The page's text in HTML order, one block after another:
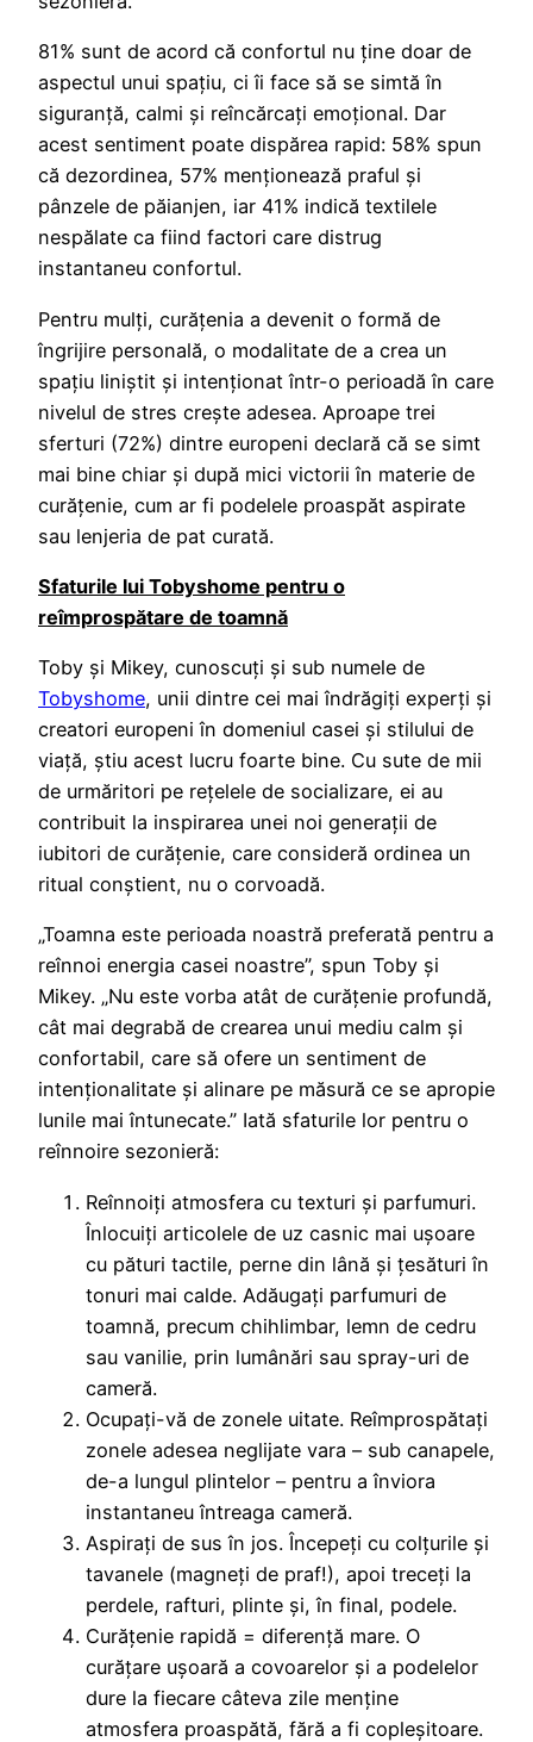
81% sunt de acord că confortul nu ține doar de
aspectul unui spațiu, ci îi face să se simtă în
siguranță, calmi și reîncărcați emoțional. Dar
acest sentiment poate dispărea rapid: 58% spun
că dezordinea, 57% menționează praful și
pânzele de păianjen, iar 41% indică textilele
nespălate ca fiind factori care distrug
instantaneu confortul.
Pentru mulți, curățenia a devenit o formă de
îngrijire personală, o modalitate de a crea un
spațiu liniștit și intenționat într-o perioadă în care
nivelul de stres crește adesea. Aproape trei
sferturi (72%) dintre europeni declară că se simt
mai bine chiar și după mici victorii în materie de
curățenie, cum ar fi podelele proaspăt aspirate
sau lenjeria de pat curată.
Sfaturile lui Tobyshome pentru o
reîmprospătare de toamnă
Toby și Mikey, cunoscuți și sub numele de
Tobyshome, unii dintre cei mai îndrăgiți experți și
creatori europeni în domeniul casei și stilului de
viață, știu acest lucru foarte bine. Cu sute de mii
de urmăritori pe rețelele de socializare, ei au
contribuit la inspirarea unei noi generații de
iubitori de curățenie, care consideră ordinea un
ritual conștient, nu o corvoadă.
„Toamna este perioada noastră preferată pentru a
reînnoi energia casei noastre”, spun Toby și
Mikey. „Nu este vorba atât de curățenie profundă,
cât mai degrabă de crearea unui mediu calm și
confortabil, care să ofere un sentiment de
intenționalitate și alinare pe măsură ce se apropie
lunile mai întunecate.” Iată sfaturile lor pentru o
reînnoire sezonieră:
Reînnoiți atmosfera cu texturi și parfumuri.
Înlocuiți articolele de uz casnic mai ușoare
cu pături tactile, perne din lână și țesături în
tonuri mai calde. Adăugați parfumuri de
toamnă, precum chihlimbar, lemn de cedru
sau vanilie, prin lumânări sau spray-uri de
cameră.
Ocupați-vă de zonele uitate. Reîmprospătați
zonele adesea neglijate vara – sub canapele,
de-a lungul plintelor – pentru a înviora
instantaneu întreaga cameră.
Aspirați de sus în jos. Începeți cu colțurile și
tavanele (magneți de praf!), apoi treceți la
perdele, rafturi, plinte și, în final, podele.
Curățenie rapidă = diferență mare. O
curățare ușoară a covoarelor și a podelelor
dure la fiecare câteva zile menține
atmosfera proaspătă, fără a fi copleșitoare.